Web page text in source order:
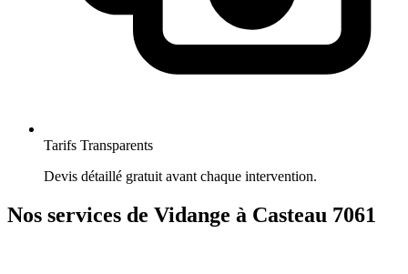
Tarifs Transparents
Devis détaillé gratuit avant chaque intervention.
Nos services de Vidange à Casteau 7061